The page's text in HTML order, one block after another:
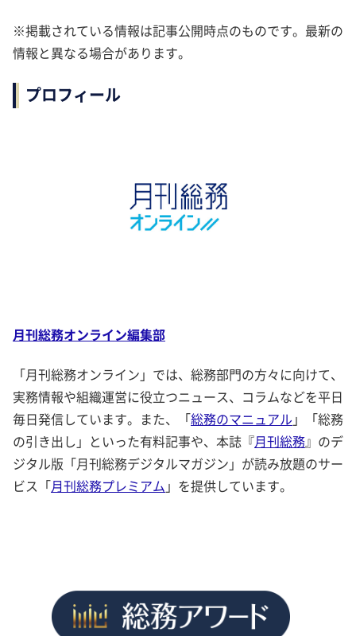
※掲載されている情報は記事公開時点のものです。最新の
情報と異なる場合があります。
プロフィール
月刊総務オンライン編集部
「月刊総務オンライン」では、総務部門の方々に向けて、
実務情報や組織運営に役立つニュース、コラムなどを平日
毎日発信しています。また、「総務のマニュアル 」「総務
の引き出し」といった有料記事や、本誌『月刊総務』のデ
ジタル版「月刊総務デジタルマガジン」が読み放題のサー
ビス「月刊総務プレミアム 」を提供しています。